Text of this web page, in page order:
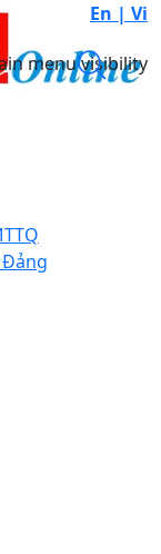
En | Vi
menu visibility